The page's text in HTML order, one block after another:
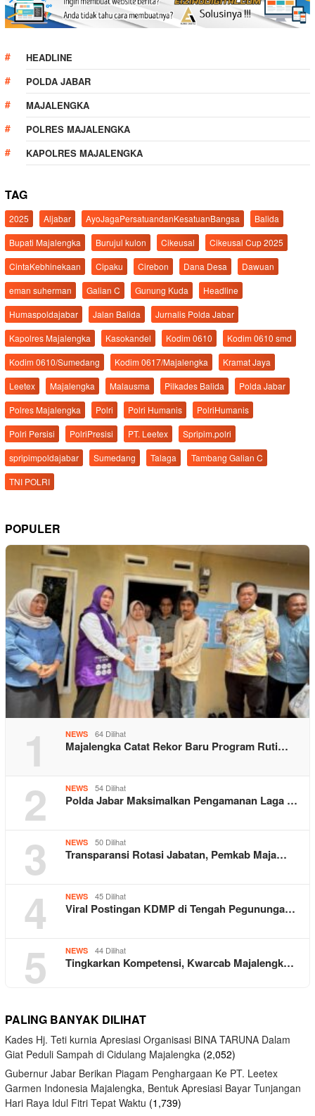
HEADLINE
POLDA JABAR
MAJALENGKA
POLRES MAJALENGKA
KAPOLRES MAJALENGKA
TAG
2025 Aljabar AyoJagaPersatuandanKesatuanBangsa
Balida
Bupati Majalengka
Burujul kulon Cikeusal
Cikeusal Cup 2025
CintaKebhinekaan
Cipaku Cirebon Dana Desa
Dawuan
eman suherman
Galian C Gunung Kuda
Headline
Humaspoldajabar
Jalan Balida
Jurnalis Polda Jabar
Kapolres Majalengka
Kasokandel Kodim 0610
Kodim 0610 smd
Kodim 0610/Sumedang
Kodim 0617/Majalengka
Kramat Jaya
Leetex
Majalengka Malausma Pilkades Balida
Polda Jabar
Polres Majalengka
Polri Polri Humanis
PolriHumanis
Polri Persisi
PolriPresisi PT. Leetex
Spripim.polri
spripimpoldajabar
Sumedang Talaga
Tambang Galian C
TNI POLRI
POPULER
1 NEWS 64 Dilihat
Majalengka Catat Rekor Baru Program Ruti…
2 NEWS 54 Dilihat
Polda Jabar Maksimalkan Pengamanan Laga …
3 NEWS 50 Dilihat
Transparansi Rotasi Jabatan, Pemkab Maja…
4 NEWS 45 Dilihat
Viral Postingan KDMP di Tengah Pegununga…
5 NEWS 44 Dilihat
Tingkarkan Kompetensi, Kwarcab Majalengk…
PALING BANYAK DILIHAT
Kades Hj. Teti kurnia Apresiasi Organisasi BINA TARUNA Dalam
Giat Peduli Sampah di Cidulang Majalengka (2,052)
Gubernur Jabar Berikan Piagam Penghargaan Ke PT. Leetex
Garmen Indonesia Majalengka, Bentuk Apresiasi Bayar Tunjangan
Hari Raya Idul Fitri Tepat Waktu (1,739)